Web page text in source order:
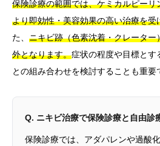
保険診療の範囲では、ケミカルピー
より即効性・美容効果の高い治療を
た、 ニキビ跡（色素沈着・クレータ
外となります。症状の程度や目標とす
との組み合わせを検討することも重要
Q. ニキビ治療で保険診療と自由診
保険診療では、アダパレンや過酸